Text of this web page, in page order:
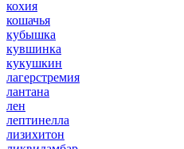
кохия
кошачья
кубышка
кувшинка
кукушкин
лагерстремия
лантана
лен
лептинелла
лизихитон